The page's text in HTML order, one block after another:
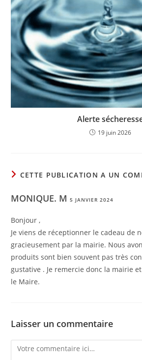
Alerte
19 juin 2026
CETTE PUBLICATION A UN
MONIQUE. M5 JANVIER 2024
Bonjour ,
Je viens de réceptionner le cadeau de
gracieusement par la mairie. Nous
produits sont bien souvent pas très
gustative . Je remercie donc la mairie
le Maire.
Laisser un commentaire
Comment